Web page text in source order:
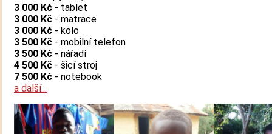
3 000 Kč - tablet
3 000 Kč - matrace
3 000 Kč - kolo
3 500 Kč - mobilní telefon
3 500 Kč - nářadí
4 500 Kč - šicí stroj
7 500 Kč - notebook
a další...